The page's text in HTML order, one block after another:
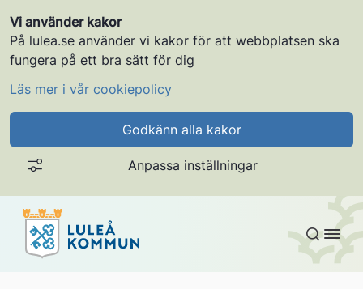
Vi använder kakor
På lulea.se använder vi kakor för att webbplatsen ska
fungera på ett bra sätt för dig
Läs mer i vår cookiepolicy
Godkänn alla kakor
Anpassa inställningar
Gå till innehållet